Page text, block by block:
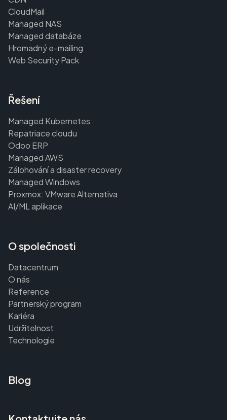
CloudMail
Managed NAS
Managed databáze
Hromadný e-mailing
Web Security Pack
Řešení
Managed Kubernetes
Repatriace cloudu
Odoo ERP
Managed AWS
Zálohování a disaster recovery
Managed Windows
Proxmox: VMware Alternativa
AI/ML aplikace
O společnosti
Datacentrum
O nás
Reference
Partnerský program
Kariéra
Udržitelnost
Technologie
Blog